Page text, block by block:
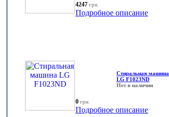
4247 грн.
Подробное описание
Стиральная машина
LG F1023ND
Нет в наличии
0 грн.
Подробное описание